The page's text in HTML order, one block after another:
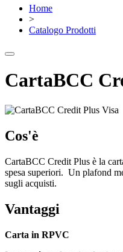
Home
>
Catalogo Prodotti
CartaBCC
Cos'è
CartaBCC Credit Plus è la
spesa superiori. Un plafond
sugli acquisti.
Vantaggi
Carta in RPVC